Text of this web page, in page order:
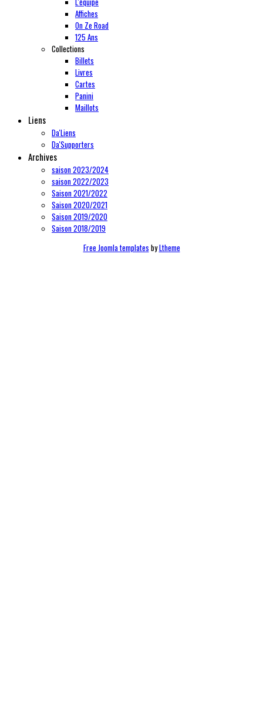
Affiches
On Ze Road
125 Ans
Collections
Billets
Livres
Cartes
Panini
Maillots
Liens
Da'Liens
Da'Supporters
Archives
saison 2023/2024
saison 2022/2023
Saison 2021/2022
Saison 2020/2021
Saison 2019/2020
Saison 2018/2019
Free Joomla templates byLtheme